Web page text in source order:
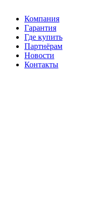
Компания
Гарантия
Где купить
Партнёрам
Новости
Контакты